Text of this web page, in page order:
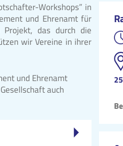
Workshops” in
und Ehrenamt für
das durch die
wir Vereine in ihrer
und Ehrenamt
auch